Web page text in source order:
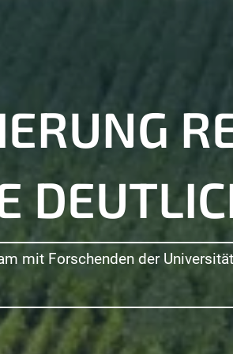
mit Forschenden der
Bonn eingerichtetwird in der
für den Klimawandel spielen